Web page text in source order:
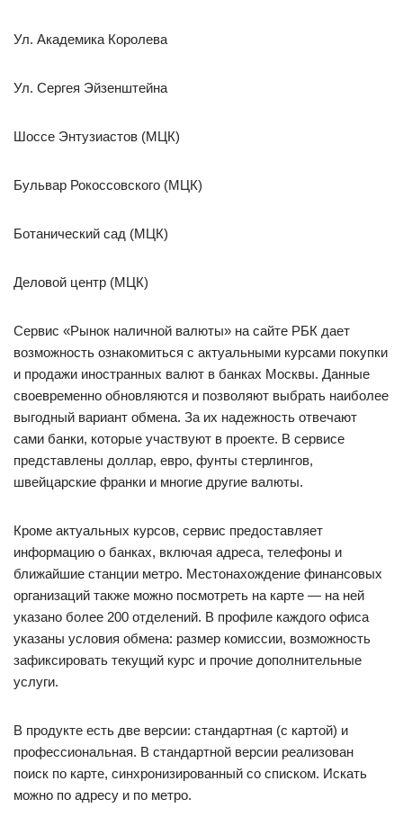
Ул. Академика Королева
Ул. Сергея Эйзенштейна
Шоссе Энтузиастов (МЦК)
Бульвар Рокоссовского (МЦК)
Ботанический сад (МЦК)
Деловой центр (МЦК)
Сервис «Рынок наличной валюты» на сайте РБК дает
возможность ознакомиться с актуальными курсами покупки
и продажи иностранных валют в банках Москвы. Данные
своевременно обновляются и позволяют выбрать наиболее
выгодный вариант обмена. За их надежность отвечают
сами банки, которые участвуют в проекте. В сервисе
представлены доллар, евро, фунты стерлингов,
швейцарские франки и многие другие валюты.
Кроме актуальных курсов, сервис предоставляет
информацию о банках, включая адреса, телефоны и
ближайшие станции метро. Местонахождение финансовых
организаций также можно посмотреть на карте — на ней
указано более 200 отделений. В профиле каждого офиса
указаны условия обмена: размер комиссии, возможность
зафиксировать текущий курс и прочие дополнительные
услуги.
В продукте есть две версии: стандартная (с картой) и
профессиональная. В стандартной версии реализован
поиск по карте, синхронизированный со списком. Искать
можно по адресу и по метро.